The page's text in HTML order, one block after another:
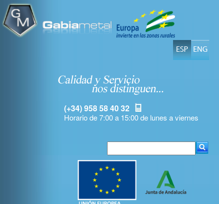
ESP ENG
(+34) 958 58 40 32
Horario de 7:00 a 15:00 de lunes a viernes